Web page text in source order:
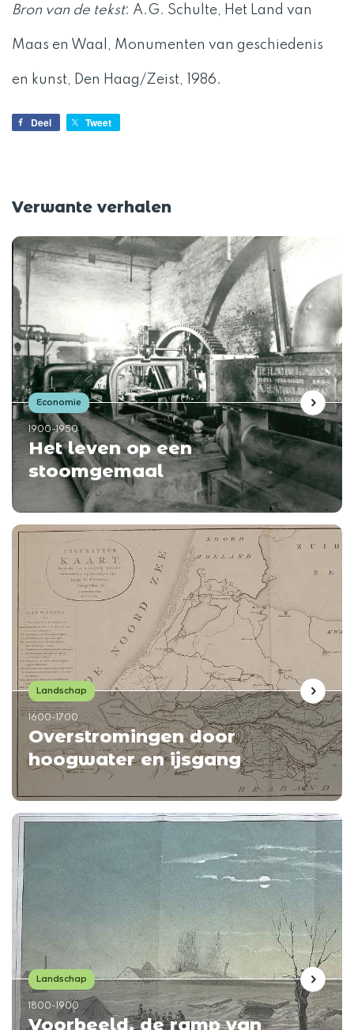
Bron van de tekst: A.G. Schulte, Het Land van
Maas en Waal, Monumenten van geschiedenis
en kunst, Den Haag/Zeist, 1986.
Deel Tweet
Verwante verhalen
Economie
1900-1950
Het leven op een
stoomgemaal
Landschap
1600-1700
Overstromingen door
hoogwater en ijsgang
Landschap
1800-1900
Voorbeeld, de ramp van